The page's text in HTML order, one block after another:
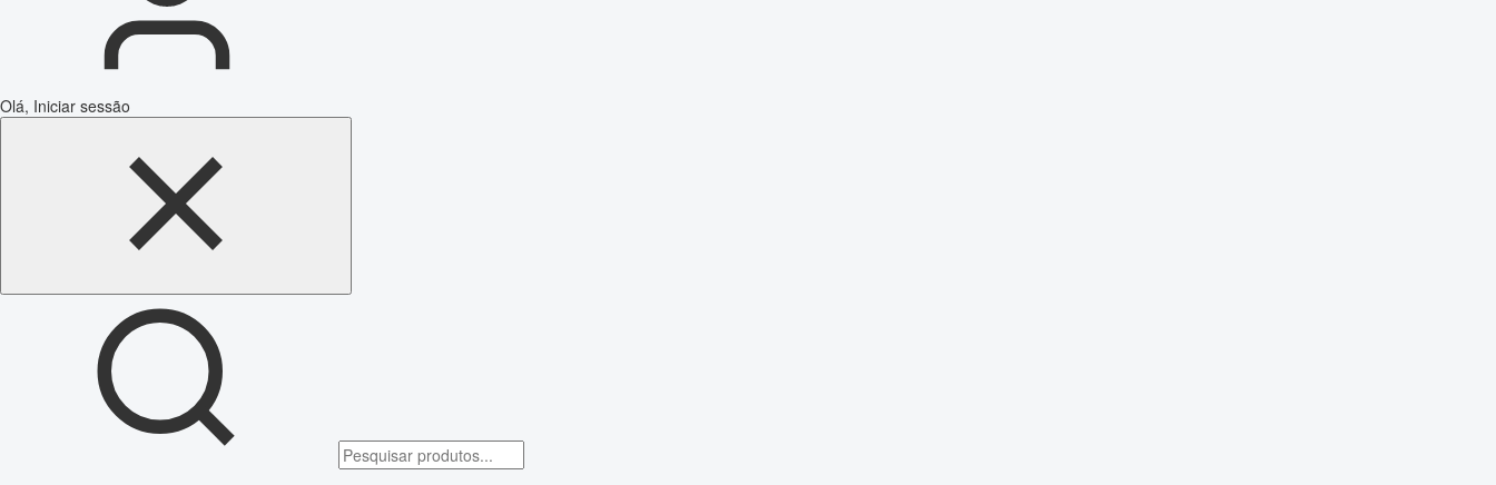
Olá, Iniciar sessão